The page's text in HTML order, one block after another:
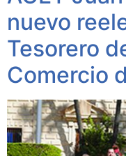
nuevo
Tesorero
Comercio